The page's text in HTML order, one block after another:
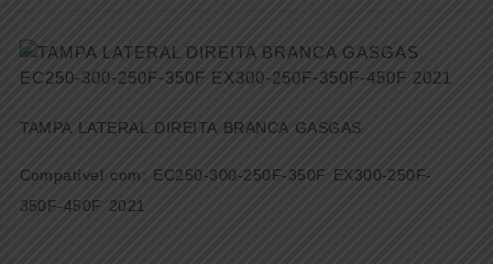
TAMPA LATERAL DIREITA BRANCA GASGAS
Compatível com: EC250-300-250F-350F EX300-250F-
350F-450F 2021